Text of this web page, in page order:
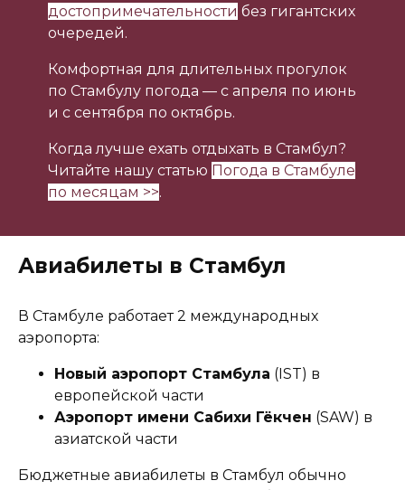
достопримечательности без гигантских
очередей.
Комфортная для длительных прогулок
по Стамбулу погода — с апреля по июнь
и с сентября по октябрь.
Когда лучше ехать отдыхать в Стамбул?
Читайте нашу статью Погода в Стамбуле
по месяцам >>.
Авиабилеты в Стамбул
В Стамбуле работает 2 международных
аэропорта:
Новый аэропорт Стамбула (IST) в
европейской части
Аэропорт имени Сабихи Гёкчен (SAW) в
азиатской части
Бюджетные авиабилеты в Стамбул обычно